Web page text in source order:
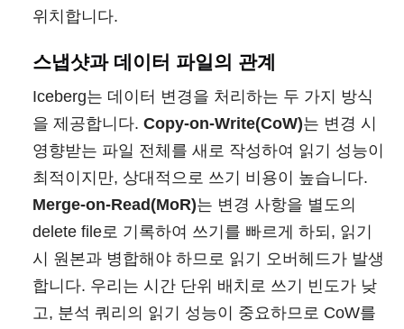
위치합니다.
스냅샷과 데이터 파일의 관계
Iceberg는 데이터 변경을 처리하는 두 가지 방식
을 제공합니다. Copy-on-Write(CoW)는 변경 시
영향받는 파일 전체를 새로 작성하여 읽기 성능이
최적이지만, 상대적으로 쓰기 비용이 높습니다.
Merge-on-Read(MoR)는 변경 사항을 별도의
delete file로 기록하여 쓰기를 빠르게 하되, 읽기
시 원본과 병합해야 하므로 읽기 오버헤드가 발생
합니다. 우리는 시간 단위 배치로 쓰기 빈도가 낮
고, 분석 쿼리의 읽기 성능이 중요하므로 CoW를